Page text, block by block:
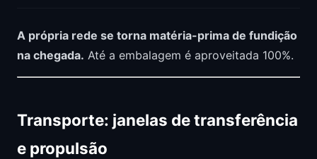
A própria rede se torna matéria-prima de fundição
na chegada. Até a embalagem é aproveitada 100%.
Transporte: janelas de transferência
e propulsão